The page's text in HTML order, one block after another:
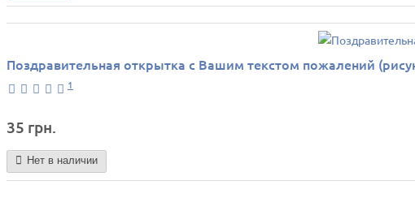
Поздравительная открытка с Вашим текстом пожалений
1
35 грн.
Нет в наличии